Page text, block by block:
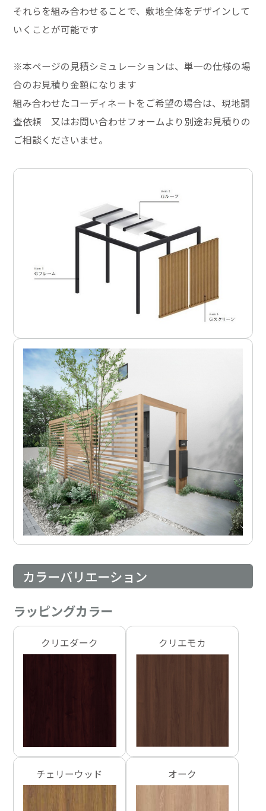
それらを組み合わせることで、敷地全体をデザインして
いくことが可能です
※本ページの見積シミュレーションは、単一の仕様の場
合のお見積り金額になります
組み合わせたコーディネートをご希望の場合は、現地調
査依頼 又はお問い合わせフォームより別途お見積りの
ご相談くださいませ。
カラーバリエーション
ラッピングカラー
クリエダーク クリエモカ
チェリーウッド オーク